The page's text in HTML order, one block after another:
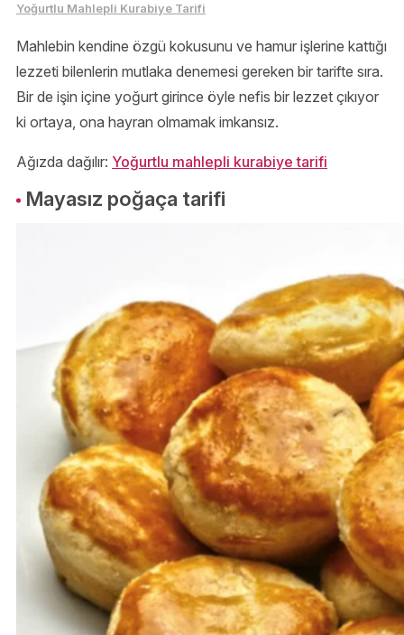
Yoğurtlu Mahlepli Kurabiye Tarifi
Mahlebin kendine özgü kokusunu ve hamur işlerine kattığı
lezzeti bilenlerin mutlaka denemesi gereken bir tarifte sıra.
Bir de işin içine yoğurt girince öyle nefis bir lezzet çıkıyor
ki ortaya, ona hayran olmamak imkansız.
Ağızda dağılır: Yoğurtlu mahlepli kurabiye tarifi
Mayasız poğaça tarifi